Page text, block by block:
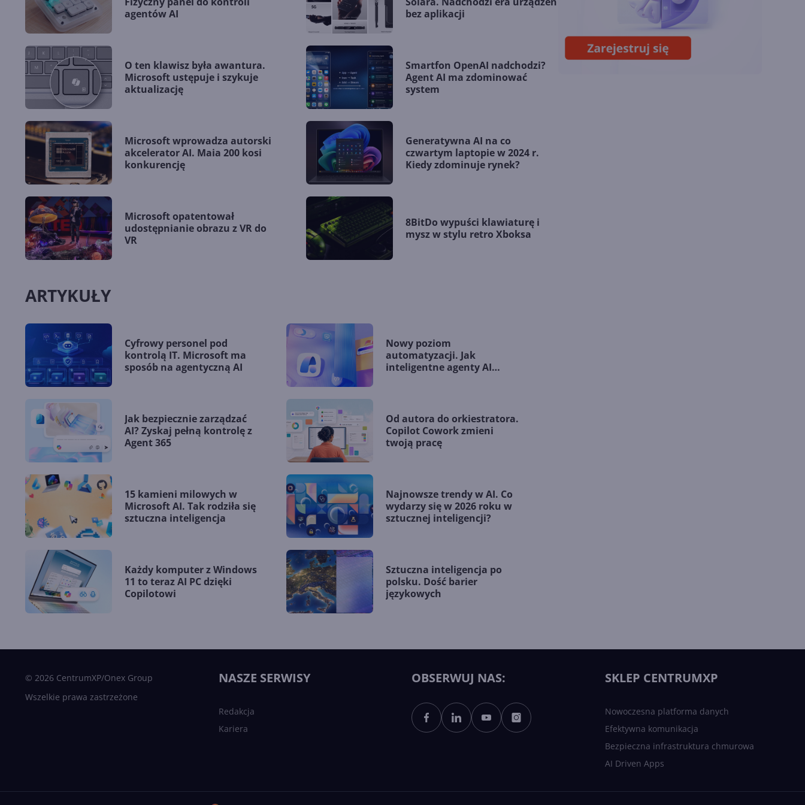
agentów AI
bez aplikacji
O ten klawisz była awantura.
Microsoft ustępuje i szykuje
aktualizację
Smartfon OpenAI nadchodzi?
Agent AI ma zdominować
system
Microsoft wprowadza autorski
akcelerator AI. Maia 200 kosi
konkurencję
Generatywna AI na co
czwartym laptopie w 2024 r.
Kiedy zdominuje rynek?
Microsoft opatentował
udostępnianie obrazu z VR do
VR
8BitDo wypuści klawiaturę i
mysz w stylu retro Xboksa
Zatrzęsienie nowości
w Microsoft Teams.
Zmiany z lipca 2026 r.
ARTYKUŁY
Cyfrowy personel pod
kontrolą IT. Microsoft ma
sposób na agentyczną AI
Nowy poziom
automatyzacji. Jak
inteligentne agenty AI
Jak bezpiecznie zarządzać
AI? Zyskaj pełną kontrolę z
Agent 365
Od autora do orkiestratora.
Copilot Cowork zmieni
twoją pracę
15 kamieni milowych w
Microsoft AI. Tak rodziła się
sztuczna inteligencja
Najnowsze trendy w AI. Co
wydarzy się w 2026 roku w
sztucznej inteligencji?
Każdy komputer z Windows
11 to teraz AI PC dzięki
Copilotowi
Sztuczna inteligencja po
polsku. Dość barier
językowych
© 2026 CentrumXP/Onex Group
Wszelkie prawa zastrzeżone
NASZE SERWISY
Redakcja
Kariera
OBSERWUJ NAS: SKLEP CENTRUMXP
Nowoczesna platforma danych
Efektywna komunikacja
Bezpieczna infrastruktura chmurowa
AI Driven Apps